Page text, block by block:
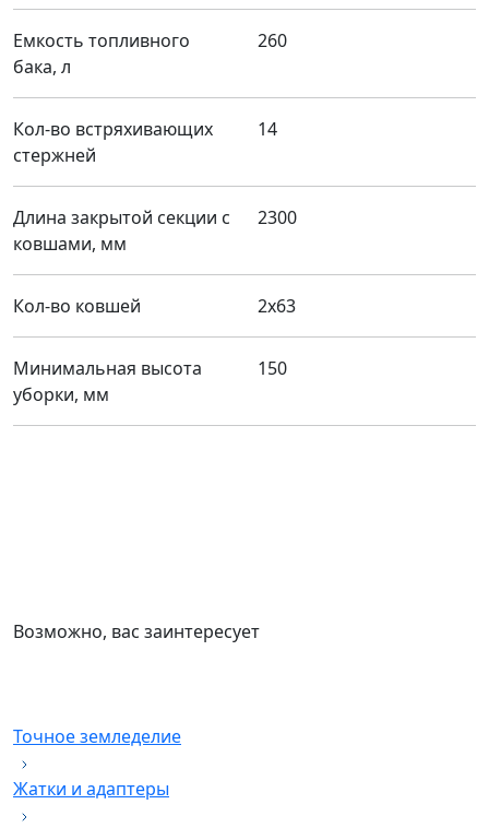
Емкость топливного
бака, л
260
Кол-во встряхивающих
стержней
14
Длина закрытой секции с
ковшами, мм
2300
Кол-во ковшей 2х63
Минимальная высота
уборки, мм
150
Возможно, вас заинтересует
Точное земледелие
Жатки и адаптеры